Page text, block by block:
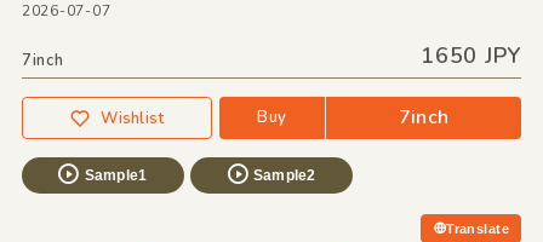
2026-07-07
7inch 1650 JPY
Wishlist Buy 7inch
Sample1 Sample2
Translate